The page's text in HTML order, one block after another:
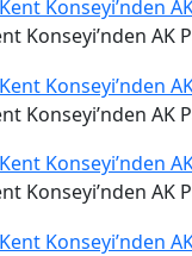
Konseyi’nden AK
Konseyi’nden AK
Konseyi’nden AK